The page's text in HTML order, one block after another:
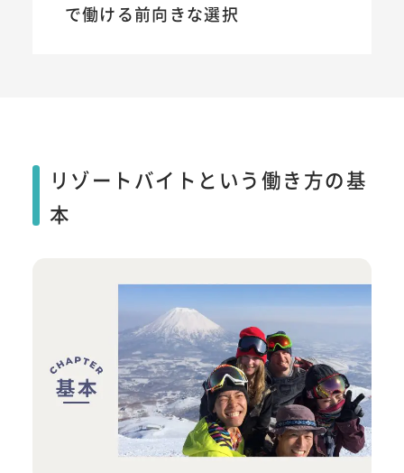
で働ける前向きな選択
リゾートバイトという働き方の基
本